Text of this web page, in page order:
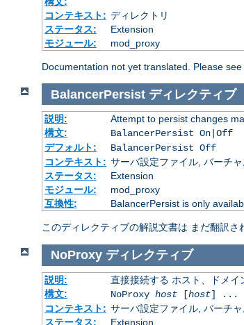
コンテキスト: ディレクトリ
ステータス:
Extension
モジュール:
mod_proxy
Documentation not yet translated. Please
BalancerPersist ディレクティブ
説明:
Attempt to persist changes
構文:
BalancerPersist On|Off
デフォルト:
BalancerPersist Off
コンテキスト: サーバ設定ファイル, バーチャ
ステータス:
Extension
モジュール:
mod_proxy
互換性:
BalancerPersist is only
このディレクティブの解説文書は まだ翻訳さ
NoProxy ディレクティブ
説明:
直接接続する ホスト、ドメイ
構文:
NoProxy host[host] ...
コンテキスト: サーバ設定ファイル, バーチャ
ステータス:
Extension